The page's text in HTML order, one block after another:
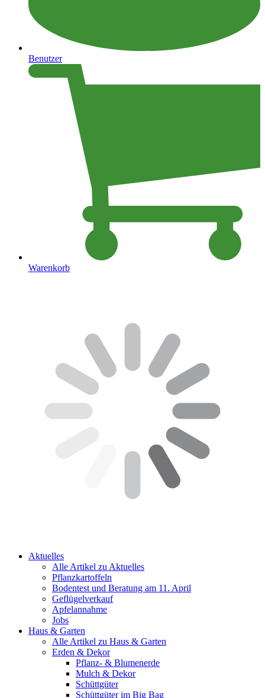
Benutzer
Warenkorb
Aktuelles
Alle Artikel zu Aktuelles
Pflanzkartoffeln
Bodentest und Beratung am 11. April
Geflügelverkauf
Apfelannahme
Jobs
Haus & Garten
Alle Artikel zu Haus & Garten
Erden & Dekor
Pflanz- & Blumenerde
Mulch & Dekor
Schüttgüter
Schüttgüter im Big Bag